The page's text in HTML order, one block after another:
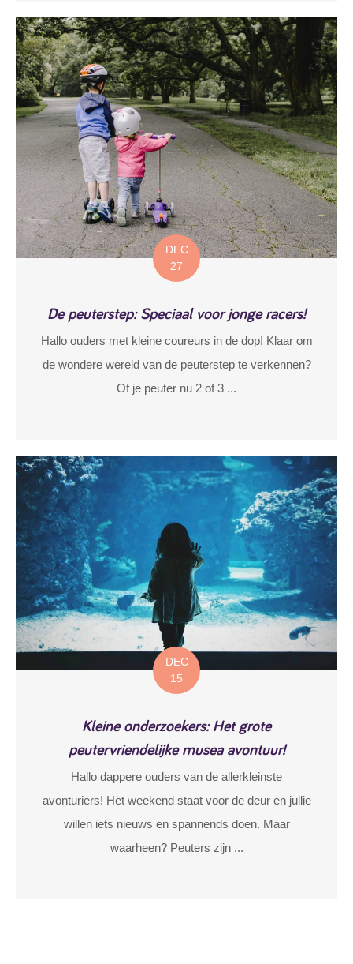
DEC
27
De peuterstep: Speciaal voor jonge racers!
Hallo ouders met kleine coureurs in de dop! Klaar om
de wondere wereld van de peuterstep te verkennen?
Of je peuter nu 2 of 3 ...
DEC
15
Kleine onderzoekers: Het grote
peutervriendelijke musea avontuur!
Hallo dappere ouders van de allerkleinste
avonturiers! Het weekend staat voor de deur en jullie
willen iets nieuws en spannends doen. Maar
waarheen? Peuters zijn ...